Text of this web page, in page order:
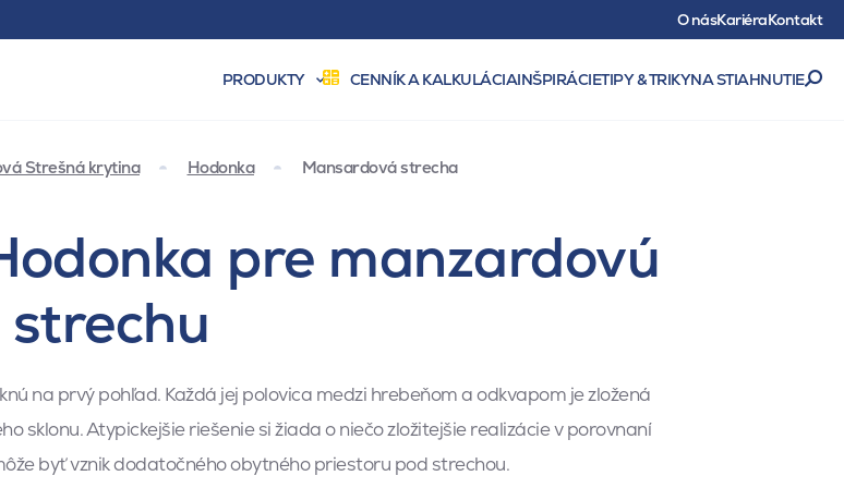
O násKariéraKontakt
PRODUKTY CENNÍK A KALKULÁCIAINŠPIRÁCIETIPY & TRIKYNA STIAHNUTIE
Strešná krytina Hodonka Mansardová strecha
pre manzardovú
strechu
na prvý pohľad. Každá jej polovica medzi hrebeňom a odkvapom je zložená
sklonu. Atypickejšie riešenie si žiada o niečo zložitejšie realizácie v porovnaní
byť vznik dodatočného obytného priestoru pod strechou.